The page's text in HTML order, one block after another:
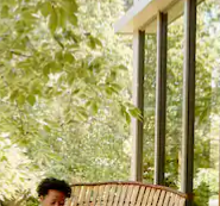
prema gore i prema